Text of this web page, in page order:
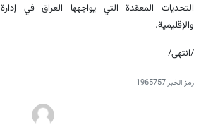
التحديات المعقدة التي يواجهها العراق في
والإقليمية.
/انتهى/
رمز الخبر1965757